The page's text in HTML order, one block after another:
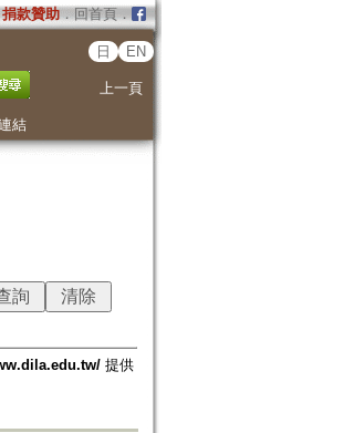
捐款贊助．回首頁．
日 EN
上一頁
結
提供